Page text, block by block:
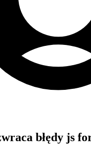
błędy js